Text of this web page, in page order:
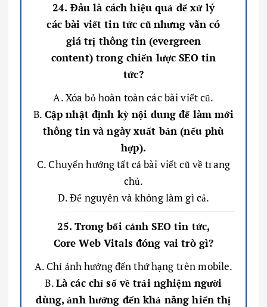
24. Đâu là cách hiệu quả để xử lý
các bài viết tin tức cũ nhưng vẫn có
giá trị thông tin (evergreen
content) trong chiến lược SEO tin
tức?
A. Xóa bỏ hoàn toàn các bài viết cũ.
B. Cập nhật định kỳ nội dung để làm mới
thông tin và ngày xuất bản (nếu phù
hợp).
C. Chuyển hướng tất cả bài viết cũ về trang
chủ.
D. Để nguyên và không làm gì cả.
25. Trong bối cảnh SEO tin tức,
Core Web Vitals đóng vai trò gì?
A. Chỉ ảnh hưởng đến thứ hạng trên mobile.
B.Là các chỉ số về trải nghiệm người
dùng, ảnh hưởng đến khả năng hiển thị